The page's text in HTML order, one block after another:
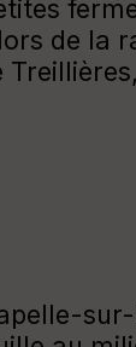
de la